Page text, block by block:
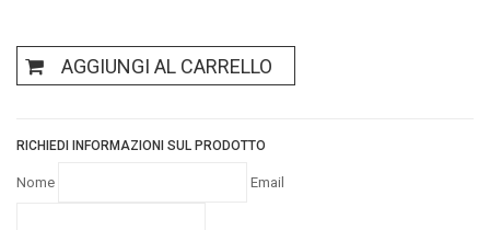
AGGIUNGI AL CARRELLO
RICHIEDI INFORMAZIONI SUL PRODOTTO
Nome Email